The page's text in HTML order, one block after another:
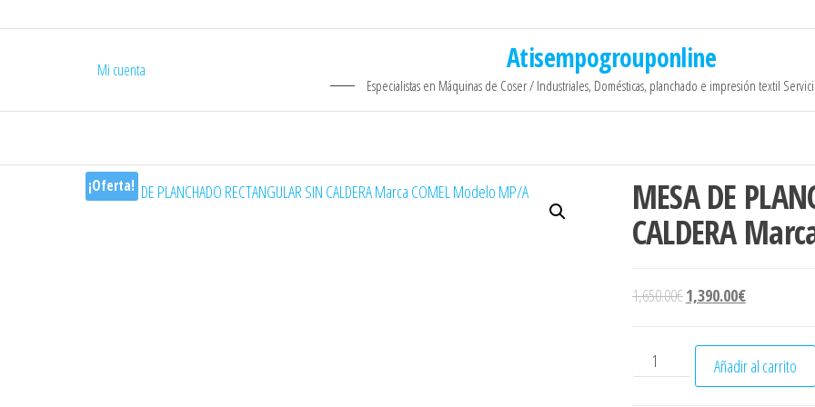
Atisempogrouponline
Especialistas en Máquinas de Coser / Industriales, Domésticas, planchado e impresión textil
Mi cuenta
¡Oferta! MESA DE
CALDERA
1,650.00€El precio original era:
1,390.00€El precio
MESA DE PLANCHADO
Añadir al carrito